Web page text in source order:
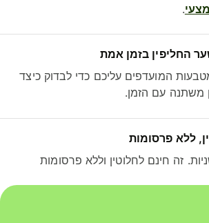
.
החליפין בזמן אמת
המועדפים עליכם כדי לבדוק כיצד
עם הזמן.
ללא פרסומות
זה חינם לחלוטין וללא פרסומות